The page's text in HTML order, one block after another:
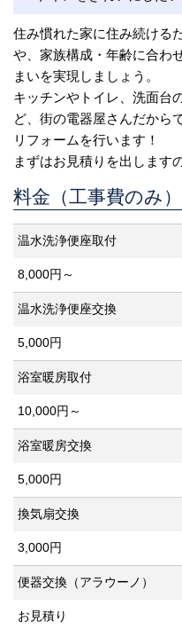
住み慣れた家に住み続ける
や、家族構成・年齢に合わ
まいを実現しましょう。
キッチンやトイレ、洗面台
ど、街の電器屋さんだから
リフォームを行います！
まずはお見積りを出します
料金（工事費のみ）
温水洗浄便座取付
8,000円～
温水洗浄便座交換
5,000円
浴室暖房取付
10,000円～
浴室暖房交換
5,000円
換気扇交換
3,000円
便器交換（アラウーノ）
お見積り